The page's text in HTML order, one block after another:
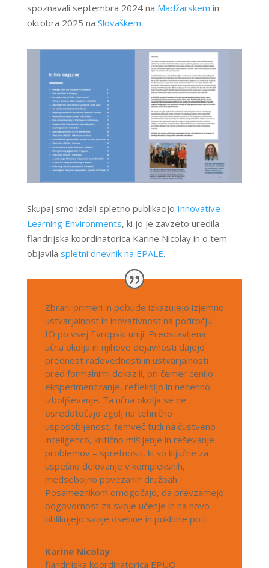
spoznavali septembra 2024 na Madžarskem in
oktobra 2025 na Slovaškem.
Skupaj smo izdali spletno publikacijo Innovative
Learning Environments, ki jo je zavzeto uredila
flandrijska koordinatorica Karine Nicolay in o tem
objavila spletni dnevnik na EPALE.
Zbrani primeri in pobude izkazujejo izjemno
ustvarjalnost in inovativnost na področju
IO po vsej Evropski uniji. Predstavljena
učna okolja in njihove dejavnosti dajejo
prednost radovednosti in ustvarjalnosti
pred formalnimi dokazili, pri čemer cenijo
eksperimentiranje, refleksijo in nenehno
izboljševanje. Ta učna okolja se ne
osredotočajo zgolj na tehnično
usposobljenost, temveč tudi na čustveno
inteligenco, kritično mišljenje in reševanje
problemov – spretnosti, ki so ključne za
uspešno delovanje v kompleksnih,
medsebojno povezanih družbah.
Posameznikom omogočajo, da prevzamejo
odgovornost za svoje učenje in na novo
oblikujejo svoje osebne in poklicne poti.
Karine Nicolay
flandrijska koordinatorica EPUO